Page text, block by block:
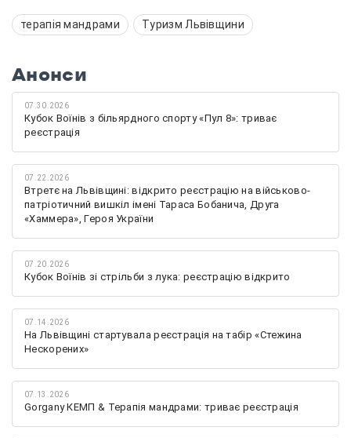
терапія мандрами Туризм Львівщини
Анонси
07.30.2026
Кубок Воїнів з більярдного спорту «Пул 8»: триває
реєстрація
07.22.2026
Втретє на Львівщині: відкрито реєстрацію на військово-
патріотичний вишкіл імені Тараса Бобанича, Друга
«Хаммера», Героя України
07.20.2026
Кубок Воїнів зі стрільби з лука: реєстрацію відкрито
07.14.2026
На Львівщині стартувала реєстрація на табір «Стежина
Нескорених»
07.13.2026
Gorgany КЕМП & Терапія мандрами: триває реєстрація